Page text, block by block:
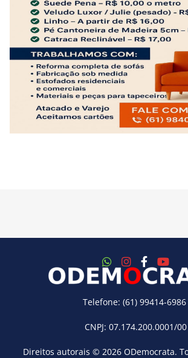
Telefone: (61) 99414-6986
CNPJ: 07.174.200.0001/00
Direitos autorais © 2026 ODemocrata.